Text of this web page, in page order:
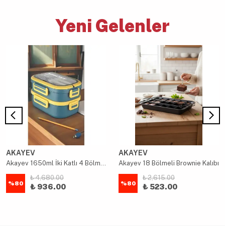
Yeni Gelenler
AKAYEV
Akayev 1650ml İki Katlı 4 Bölmeli Çelik Yemek Kabı Mavi
%80
₺ 4,680.00
₺ 936.00
AKAYEV
Akayev 18 Bölmeli Brownie Kalıbı
%80
₺ 2,615.00
₺ 523.00